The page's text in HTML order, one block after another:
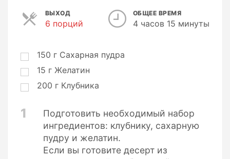
ВЫХОД
6 порций
ц
и
ОБЩЕЕ ВРЕМЯ
4 часов 15 минуты
150 г Сахарная пудра
15 г Желатин
200 г Клубника
1
Подготовить необходимый набор
ингредиентов: клубнику, сахарную
пудру и желатин.
Если вы готовите десерт из